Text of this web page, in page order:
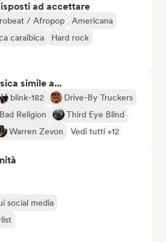
ad accettare
/ Afropop
Americana
caraibica
Hard rock
simile a...
blink-182
Drive-By Truckers
Bad Religion
Third Eye Blind
Warren Zevon Vedi tutti +12
social media